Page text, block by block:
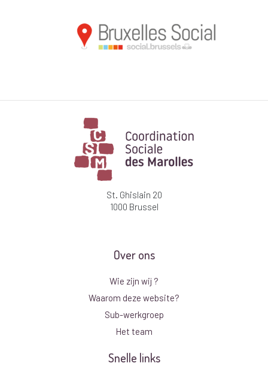
St. Ghislain 20
1000 Brussel
Over ons
Wie zijn wij ?
Waarom deze website?
Sub-werkgroep
Het team
Snelle links